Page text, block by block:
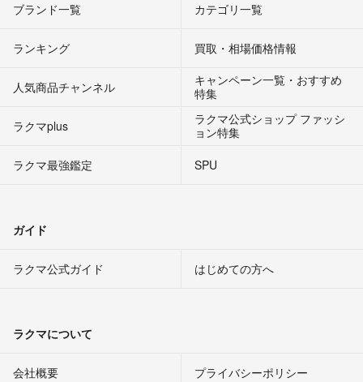
ブランド一覧 カテゴリ一覧
ランキング 買取・相場価格情報
人気商品チャンネル
キャンペーン一覧・おすすめ
特集
ラクマplus
ラクマ公式ショップ ファッシ
ョン特集
ラクマ最強鑑定
SPU
ガイド
ラクマ公式ガイド はじめての方へ
ラクマについて
会社概要 プライバシーポリシー